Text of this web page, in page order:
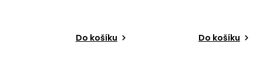
Do košíku Do košíku